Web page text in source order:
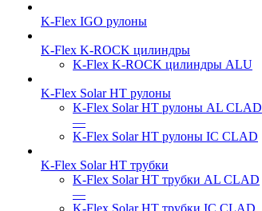
K-Flex IGO рулоны
K-Flex K-ROCK цилиндры
K-Flex K-ROCK цилиндры ALU
K-Flex Solar HT рулоны
K-Flex Solar HT рулоны AL CLAD
—
K-Flex Solar HT рулоны IC CLAD
K-Flex Solar HT трубки
K-Flex Solar HT трубки AL CLAD
—
K-Flex Solar HT трубки IC CLAD